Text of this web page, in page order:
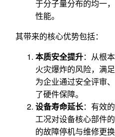
于分子量分布的均一
性能。
其带来的核心优势包括：
本质安全提升：从根
火灾爆炸的风险，满
为企业通过安全评审
了硬件保障。
设备寿命延长：有效
工况对设备核心部件
的故障停机与维修更换